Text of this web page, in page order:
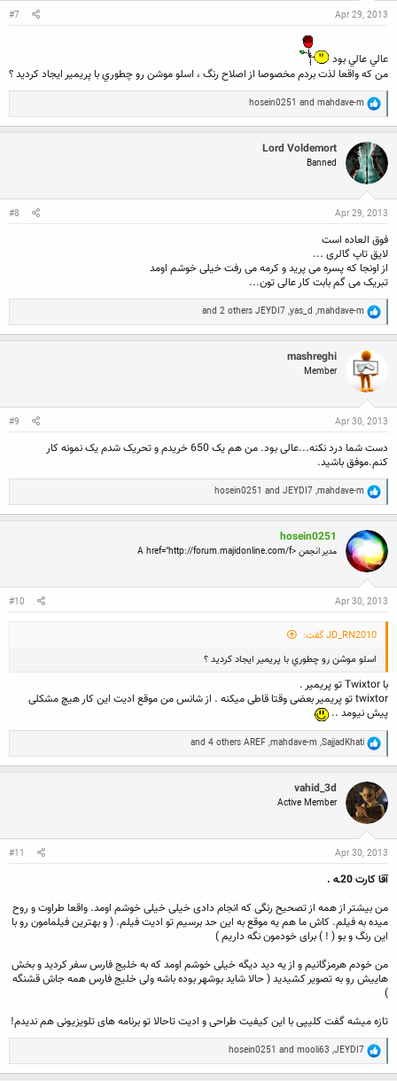
:
Apr 29, 2013
#7
عالي عالي بود
من كه واقعا لذت بردم مخصوصا از اصلاح رنگ ، اسلو موشن رو چطوري با پريمير ايجاد كرديد ؟
R
a
t
i
o
n
:
mahdave-m
hosein0251
Lord Voldemort
Banned
Apr 29, 2013
#8
فوق العاده است
لایق تاپ گالری ...
از اونجا که پسره می پرید و کرمه می رفت خیلی خوشم اومد
تبریک می گم بابت کار عالی تون...
R
a
t
i
o
n
:
mahdave-m
,
yas_d
,
JEYDI7
mashreghi
Member
Apr 30, 2013
#9
دست شما درد نکنه...عالی بود. من هم یک 650 خریدم و تحریک شدم یک نمونه کار
کنم.موفق باشید.
R
a
t
i
o
n
:
mahdave-m
,
JEYDI7
hosein0251
hosein0251
مدیر انجمن <A href="http://forum.majidonline.com/f
Apr 30, 2013
#10
JD_RN2010 گفت:
اسلو موشن رو چطوري با پريمير ايجاد كرديد ؟
با Twixtor تو پریمیر .
twixtor تو پریمیر بعضی وقتا قاطی میکنه . از شانس من موقع ادیت این کار هیچ مشکلی
پیش نیومد ..
R
a
t
i
o
n
:
SajjadKhati
,
mahdave-m
,
AREF
vahid_3d
Active Member
Apr 30, 2013
#11
آقا کارت 20ـه .
من بیشتر از همه از تصحیح رنگی که انجام دادی خیلی خیلی خوشم اومد. واقعا طراوت و روح
میده به فیلم. کاش ما هم یه موقع به این حد برسیم تو ادیت فیلم. ( و بهترین فیلمامون رو با
این رنگ و بو ( ! ) برای خودمون نگه داریم )
من خودم هرمزگانیم و از یه دید دیگه خیلی خوشم اومد که به خلیج فارس سفر کردید و بخش
هاییش رو به تصویر کشیدید ( حالا شاید بوشهر بوده باشه ولی خلیج فارس همه جاش قشنگه
)
تازه میشه گفت کلیپی با این کیفیت طراحی و ادیت تاحالا تو برنامه های تلویزیونی هم ندیدم!
R
a
JEYDI7
,
mooli63
hosein0251